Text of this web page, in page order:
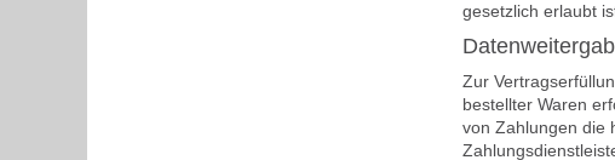
gesetzlich erlaubt
Zur
bestellter Waren
von Zahlungen die